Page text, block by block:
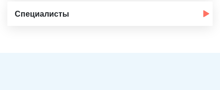
Специалисты